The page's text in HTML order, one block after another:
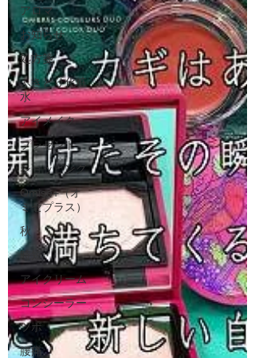
アロマ
お知らせ
処方箋
ふきとり化粧
水
アイメイク
プレゼント
ショッピング
Omise+（オ
ミセプラス）
秋
時短
アイクリーム
コンシーラー
ツボ
腰痛